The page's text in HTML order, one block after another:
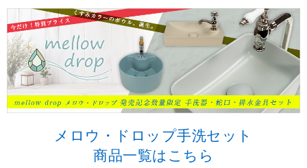
メロウ・ドロップ手洗セット
商品一覧はこちら